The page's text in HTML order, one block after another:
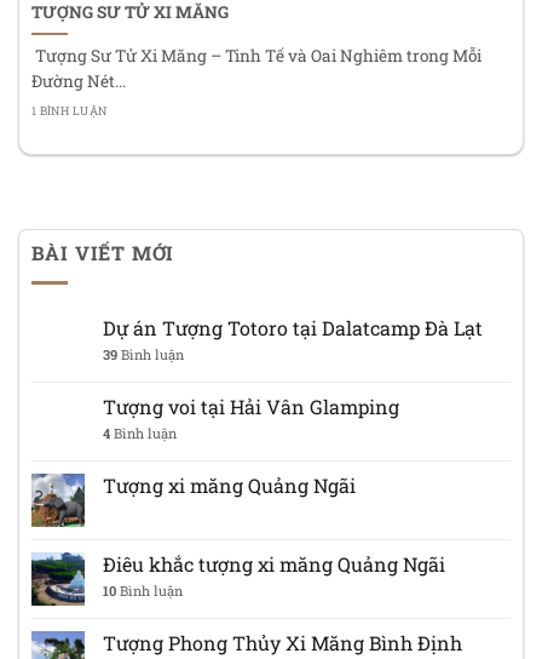
TƯỢNG SƯ TỬ XI MĂNG
Tượng Sư Tử Xi Măng – Tinh Tế và Oai Nghiêm trong Mỗi
Đường Nét...
1 BÌNH LUẬN
BÀI VIẾT MỚI
Dự án Tượng Totoro tại Dalatcamp Đà Lạt
39Bình luận
Tượng voi tại Hải Vân Glamping
4Bình luận
Tượng xi măng Quảng Ngãi
Điêu khắc tượng xi măng Quảng Ngãi
10Bình luận
Tượng Phong Thủy Xi Măng Bình Định